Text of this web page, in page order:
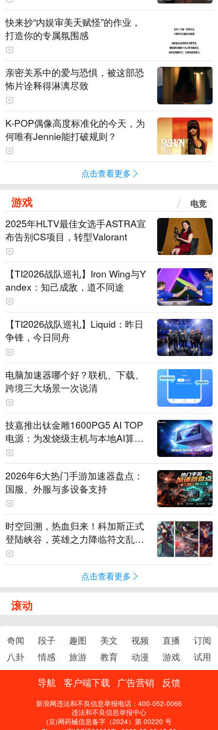
快来抄“内娱审美天赋怪”的作业，
打造你的专属氛围感
亲密关系中的爱与恐惧，被这部恐
怖片诠释得淋漓尽致
K-POP偶像高度标准化的今天，为
何唯有Jennie能打破规则？
点击查看更多
游戏 电竞
2025年HLTV最佳女选手ASTRA宣
布告别CS项目，转型Valorant
【TI2026战队巡礼】Iron Wing与Y
andex：知己成敌，道不同途
【TI2026战队巡礼】Liquid：昨日
争锋，今日同舟
电脑加速器哪个好？联机、下载、
跨境三大场景一次说清
技嘉推出钛金雕1600PG5 AI TOP
电源：为发烧级主机与本地AI算力
打造旗舰供电方案
2026年6大热门手游加速器盘点：
国服、外服与多设备支持
时空回溯，热血归来！科加斯正式
登陆峡谷，英雄之力降临符文乱
斗！
点击查看更多
滚动
奇闻 段子 趣图 美文 视频 直播
订阅
八卦
情感 旅游 教育 动漫 游戏 试用
导航 客户端下载 广告营销 反馈
新浪网违法和不良信息举报电话：400-052-0066
违法和不良信息举报中心
(京)网药械信息备字（2024）第 00220 号